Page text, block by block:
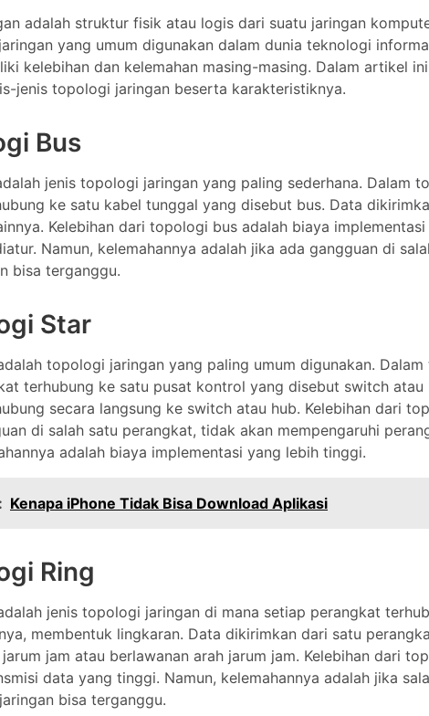
adalah struktur fisik atau logis dari suatu jaringan
yang umum digunakan dalam dunia teknologi
kelebihan dan kelemahan masing-masing. Dalam artikel
jenis topologi jaringan beserta karakteristiknya.
Bus
jenis topologi jaringan yang paling sederhana. Dalam
ke satu kabel tunggal yang disebut bus. Data
Kelebihan dari topologi bus adalah biaya
Namun, kelemahannya adalah jika ada gangguan di
bisa terganggu.
Star
topologi jaringan yang paling umum digunakan.
terhubung ke satu pusat kontrol yang disebut switch atau
secara langsung ke switch atau hub. Kelebihan dari
di salah satu perangkat, tidak akan mempengaruhi
adalah biaya implementasi yang lebih tinggi.
Kenapa iPhone Tidak Bisa Download Aplikasi
Ring
jenis topologi jaringan di mana setiap perangkat
membentuk lingkaran. Data dikirimkan dari satu
jam atau berlawanan arah jarum jam. Kelebihan dari
data yang tinggi. Namun, kelemahannya adalah jika
bisa terganggu.